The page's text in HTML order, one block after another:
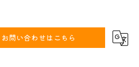
お問い合わせはこちら